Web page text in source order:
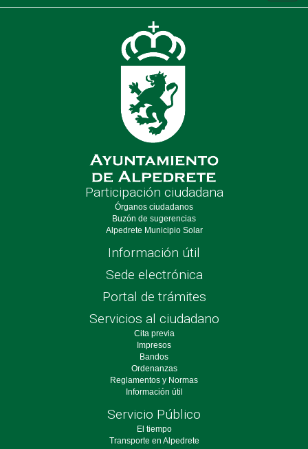
de
Participación ciudadana
Órganos ciudadanos
Buzón de sugerencias
Alpedrete Municipio Solar
Información útil
Sede electrónica
Portal de trámites
Servicios al ciudadano
Cita previa
Impresos
Bandos
Ordenanzas
Reglamentos y Normas
Información útil
Servicio Público
El tiempo
Transporte en Alpedrete